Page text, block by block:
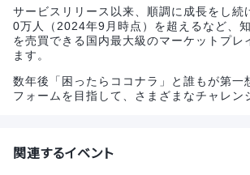
サービスリリース以来、順調に成長をし続
0万人（2024年9月時点）を超えるなど、
を売買できる国内最大級のマーケットプレ
ます。
数年後「困ったらココナラ」と誰もが第一
フォームを目指して、さまざまなチャレン
関連するイベント